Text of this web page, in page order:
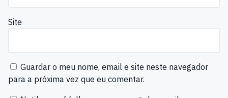
Site
Guardar o meu nome, email e site neste navegador
para a próxima vez que eu comentar.